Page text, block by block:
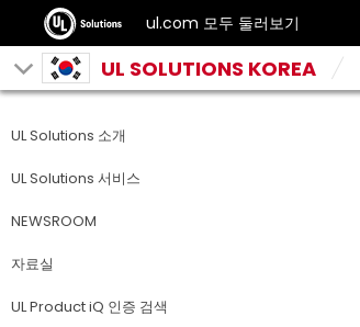
ul.com 모두 둘러보기
UL SOLUTIONS KOREA
UL Solutions 소개
UL Solutions 서비스
NEWSROOM
자료실
UL Product iQ 인증 검색